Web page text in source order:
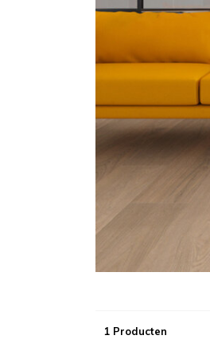
1 Producten